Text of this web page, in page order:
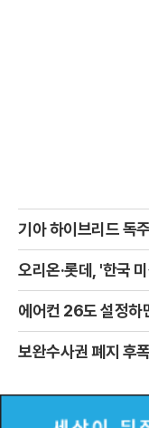
기아 하이브리드 독
오리온·롯데, '한국
에어컨 26도 설정하
보완수사권 폐지 후